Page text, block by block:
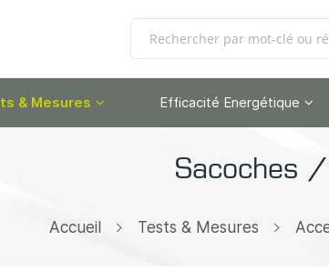
& Mesures Efficacité Energétique
Sacoches /
Accueil Tests & Mesures